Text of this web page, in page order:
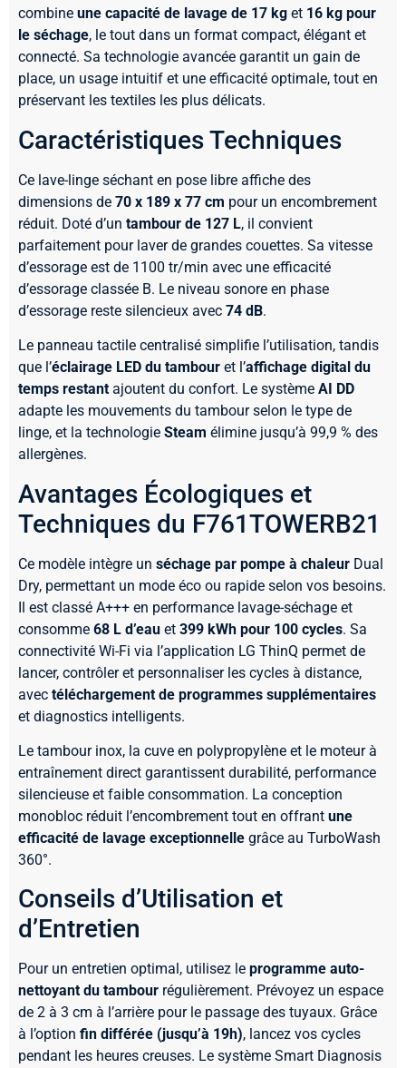
combine une capacité de lavage de 17 kg et 16 kg pour
le séchage, le tout dans un format compact, élégant et
connecté. Sa technologie avancée garantit un gain de
place, un usage intuitif et une efficacité optimale, tout en
préservant les textiles les plus délicats.
Caractéristiques Techniques
Ce lave-linge séchant en pose libre affiche des
dimensions de 70 x 189 x 77 cm pour un encombrement
réduit. Doté d’un tambour de 127 L, il convient
parfaitement pour laver de grandes couettes. Sa vitesse
d’essorage est de 1100 tr/min avec une efficacité
d’essorage classée B. Le niveau sonore en phase
d’essorage reste silencieux avec 74 dB.
Le panneau tactile centralisé simplifie l’utilisation, tandis
que l’éclairage LED du tambour et l’affichage digital du
temps restant ajoutent du confort. Le système AI DD
adapte les mouvements du tambour selon le type de
linge, et la technologie Steam élimine jusqu’à 99,9 % des
allergènes.
Avantages Écologiques et
Techniques du F761TOWERB21
Ce modèle intègre un séchage par pompe à chaleur Dual
Dry, permettant un mode éco ou rapide selon vos besoins.
Il est classé A+++ en performance lavage-séchage et
consomme 68 L d’eau et 399 kWh pour 100 cycles. Sa
connectivité Wi-Fi via l’application LG ThinQ permet de
lancer, contrôler et personnaliser les cycles à distance,
avec téléchargement de programmes supplémentaires
et diagnostics intelligents.
Le tambour inox, la cuve en polypropylène et le moteur à
entraînement direct garantissent durabilité, performance
silencieuse et faible consommation. La conception
monobloc réduit l’encombrement tout en offrant une
efficacité de lavage exceptionnelle grâce au TurboWash
360°.
Conseils d’Utilisation et
d’Entretien
Pour un entretien optimal, utilisez le programme auto-
nettoyant du tambour régulièrement. Prévoyez un espace
de 2 à 3 cm à l’arrière pour le passage des tuyaux. Grâce
à l’option fin différée (jusqu’à 19h), lancez vos cycles
pendant les heures creuses. Le système Smart Diagnosis